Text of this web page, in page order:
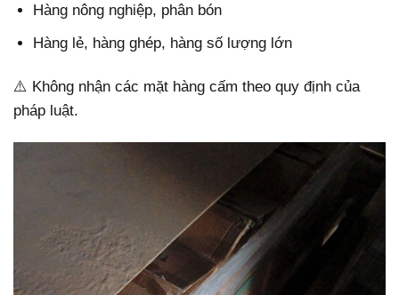
Hàng nông nghiệp, phân bón
Hàng lẻ, hàng ghép, hàng số lượng lớn
⚠️ Không nhận các mặt hàng cấm theo quy định của
pháp luật.